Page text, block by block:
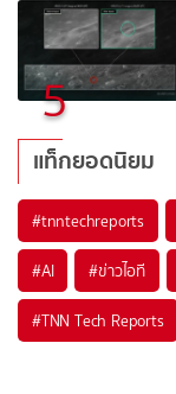
5
แท็กยอดนิยม
#tnntechreports
#AI #ข่าวไอที
#TNN Tech Reports